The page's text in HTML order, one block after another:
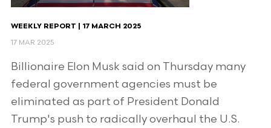
WEEKLY REPORT | 17 MARCH 2025
17 MAR 2025
Billionaire Elon Musk said on Thursday many
federal government agencies must be
eliminated as part of President Donald
Trump's push to radically overhaul the U.S.